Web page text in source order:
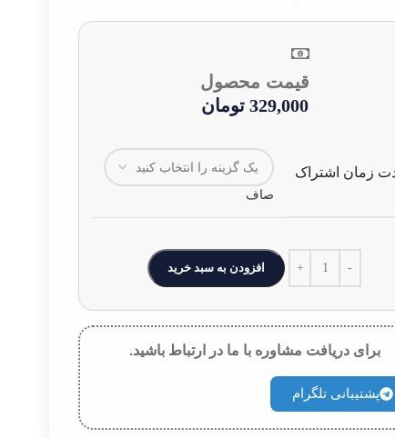
قیمت محصول
329,000 تومان
زمان اشتراک
صاف
افزودن به سبد خرید
برای دریافت مشاوره با ما در ارتباط باشید.
پشتیبانی تلگرام